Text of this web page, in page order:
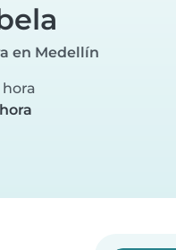
en Medellín